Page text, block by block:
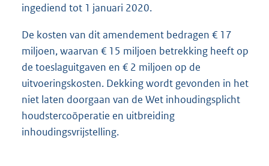
ingediend tot 1 januari 2020.
De kosten van dit amendement bedragen € 17
miljoen, waarvan € 15 miljoen betrekking heeft op
de toeslaguitgaven en € 2 miljoen op de
uitvoeringskosten. Dekking wordt gevonden in het
niet laten doorgaan van de Wet inhoudingsplicht
houdstercoöperatie en uitbreiding
inhoudingsvrijstelling.